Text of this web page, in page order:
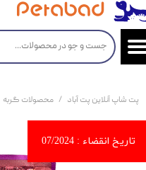
پت شاپ آنلاین پت آباد محصولات گربه